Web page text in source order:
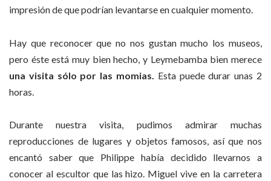
impresión de que podrían levantarse en cualquier momento.
Hay que reconocer que no nos gustan mucho los museos,
pero éste está muy bien hecho, y Leymebamba bien merece
una visita sólo por las momias.
Esta puede durar unas 2
horas.
Durante nuestra visita, pudimos admirar muchas
reproducciones de lugares y objetos famosos, así que nos
encantó saber que Philippe había decidido llevarnos a
conocer al escultor que las hizo. Miguel vive en la carretera